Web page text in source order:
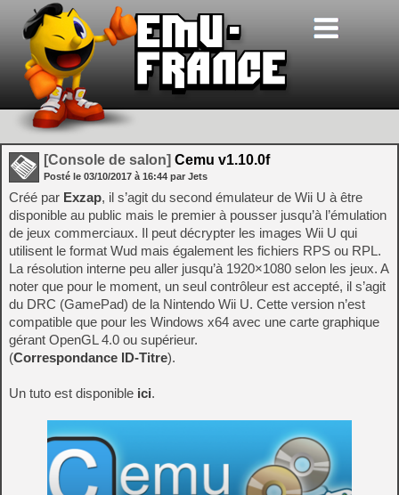
[Console de salon] Cemu v1.10.0f
Posté le 03/10/2017 à 16:44 par Jets
Créé par Exzap, il s’agit du second émulateur de Wii U à être
disponible au public mais le premier à pousser jusqu’à l’émulation
de jeux commerciaux. Il peut décrypter les images Wii U qui
utilisent le format Wud mais également les fichiers RPS ou RPL.
La résolution interne peu aller jusqu’à 1920×1080 selon les jeux. A
noter que pour le moment, un seul contrôleur est accepté, il s’agit
du DRC (GamePad) de la Nintendo Wii U. Cette version n’est
compatible que pour les Windows x64 avec une carte graphique
gérant OpenGL 4.0 ou supérieur.
(Correspondance ID-Titre).
Un tuto est disponible ici.